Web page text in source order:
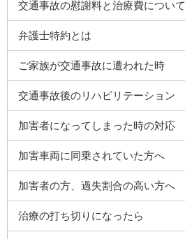
交通事故の慰謝料と治療費について
弁護士特約とは
ご家族が交通事故に遭われた時
交通事故後のリハビリテーション
加害者になってしまった時の対応
加害車両に同乗されていた方へ
加害者の方、過失割合の高い方へ
治療の打ち切りになったら